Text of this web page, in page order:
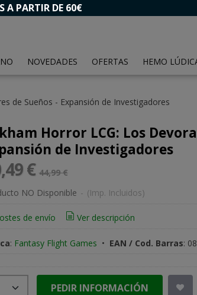
A PARTIR DE 60€
NOVEDADES OFERTAS HEMO
de Sueños - Expansión de Investigadores
Horror LCG: Los
de Investigadores
€ 44,99 €
NO Disponible - (Imp. Incluidos)
de envío Ver descripción
: Fantasy Flight Games • EAN / Cod. Barras:
PEDIR INFORMACIÓN